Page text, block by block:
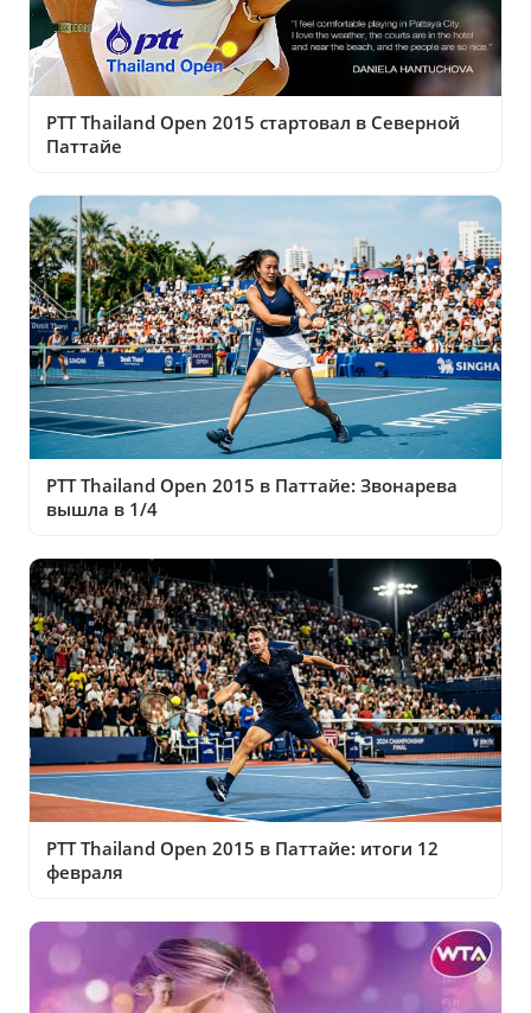
PTT Thailand Open 2015 стартовал в Северной
Паттайе
PTT Thailand Open 2015 в Паттайе: Звонарева
вышла в 1/4
PTT Thailand Open 2015 в Паттайе: итоги 12
февраля